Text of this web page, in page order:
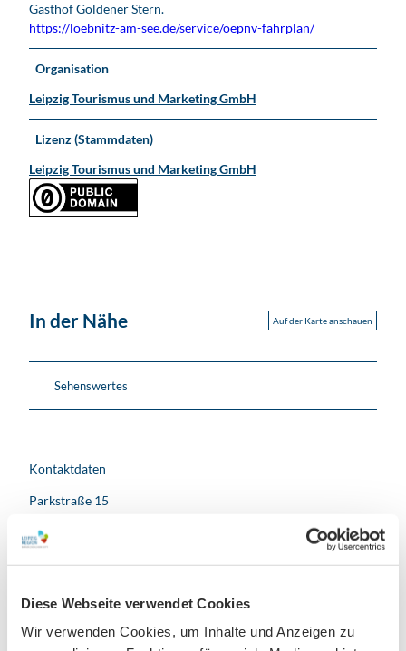
Diese Webseite verwendet Cookies
Wir verwenden Cookies, um Inhalte und Anzeigen zu
Gasthof Goldener Stern.
https://loebnitz-am-see.de/service/oepnv-fahrplan/
Organisation
Leipzig Tourismus und Marketing GmbH
Lizenz (Stammdaten)
Leipzig Tourismus und Marketing GmbH
In der Nähe Auf der Karte anschauen
Sehenswertes
Kontaktdaten
Parkstraße 15
+49 034208 / 789 - 0
Website
Anreise mit dem Auto